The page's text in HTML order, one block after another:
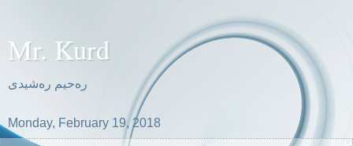
Mr. Kurd
ره‌حیم ره‌شیدی
Monday, February 19, 2018